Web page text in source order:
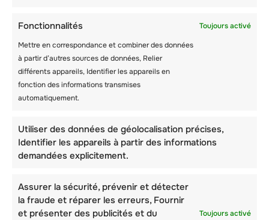
Fonctionnalités
Toujours activé
Mettre en correspondance et combiner des données
à partir d’autres sources de données, Relier
différents appareils, Identifier les appareils en
fonction des informations transmises
automatiquement.
Utiliser des données de géolocalisation précises,
Identifier les appareils à partir des informations
demandées explicitement.
Assurer la sécurité, prévenir et détecter
la fraude et réparer les erreurs, Fournir
et présenter des publicités et du
Toujours activé
Aux Elfes, la sécurité est d’une importance
capitale . C’est pourquoi vous bénéficierez de
sorties entièrement encadrées tout au long de
l’année.
Ceux-ci sont conçus pour intégrer les idées
non seulement bien formés, mais ils sont
également expérimentés dans leur domaine.
de recyclage sur le site afin de s’assurer qu’ils
maîtrisent les normes et pratiques
internationales en matière de sécurité .